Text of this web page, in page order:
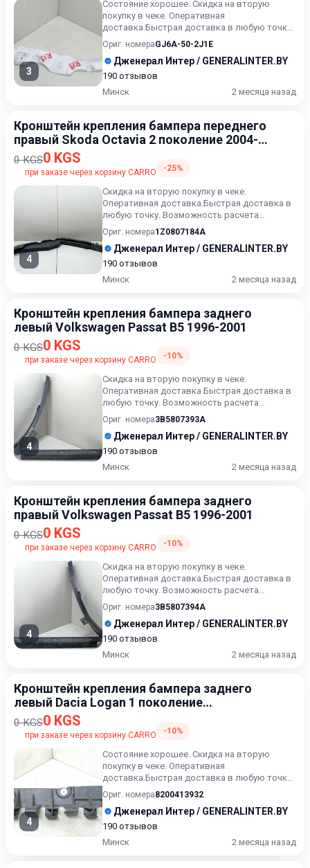
3
Состояние хорошее. Скидка на вторую
покупку в чеке. Оперативная
доставка.Быстрая доставка в любую точку.
Возможность расчета карточкой. Расс...
Ориг. номераGJ6A-50-2J1E
Дженерал Интер / GENERALINTER.BY
190 отзывов
Минск
2 месяца назад
Кронштейн крепления бампера переднего
правый Skoda Octavia 2 поколение 2004-
2009
0 KGS0 KGS
при заказе через корзину CARRO -25%
4
Скидка на вторую покупку в чеке.
Оперативная доставка.Быстрая доставка в
любую точку. Возможность расчета
карточкой. Рассрочка. Проверка кач...
Ориг. номера1Z0807184A
Дженерал Интер / GENERALINTER.BY
190 отзывов
Минск
2 месяца назад
Кронштейн крепления бампера заднего
левый Volkswagen Passat B5 1996-2001
0 KGS0 KGS
при заказе через корзину CARRO -10%
4
Скидка на вторую покупку в чеке.
Оперативная доставка.Быстрая доставка в
любую точку. Возможность расчета
карточкой. Рассрочка. Проверка кач...
Ориг. номера3B5807393A
Дженерал Интер / GENERALINTER.BY
190 отзывов
Минск
2 месяца назад
Кронштейн крепления бампера заднего
правый Volkswagen Passat B5 1996-2001
0 KGS0 KGS
при заказе через корзину CARRO -10%
4
Скидка на вторую покупку в чеке.
Оперативная доставка.Быстрая доставка в
любую точку. Возможность расчета
карточкой. Рассрочка. Проверка кач...
Ориг. номера3B5807394A
Дженерал Интер / GENERALINTER.BY
190 отзывов
Минск
2 месяца назад
Кронштейн крепления бампера заднего
левый Dacia Logan 1 поколение
[рестайлинг] 2007-2012
0 KGS0 KGS
при заказе через корзину CARRO -10%
4
Состояние хорошее. Скидка на вторую
покупку в чеке. Оперативная
доставка.Быстрая доставка в любую точку.
Возможность расчета карточкой. Расс...
Ориг. номера8200413932
Дженерал Интер / GENERALINTER.BY
190 отзывов
Минск
2 месяца назад